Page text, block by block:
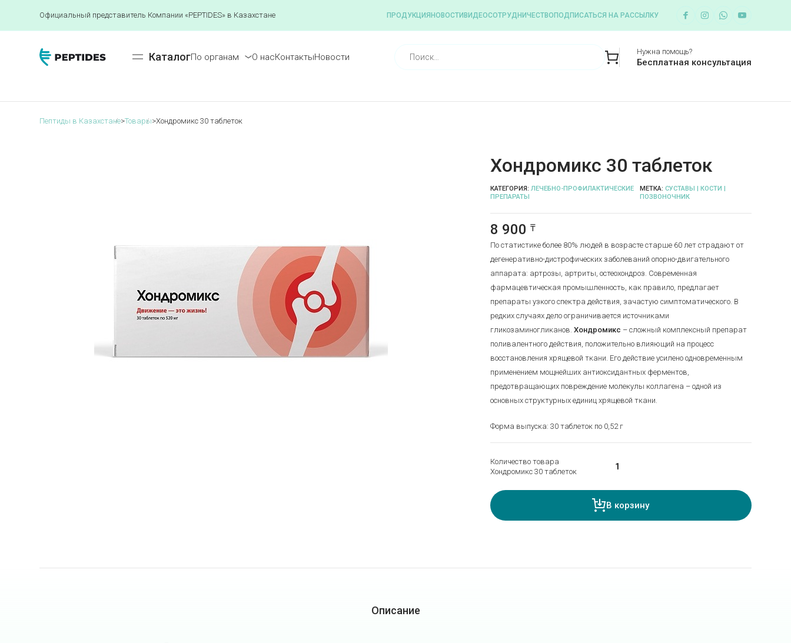
Официальный представитель Компании «PEPTIDES» в Казахстане ПРОДУКЦИЯ НОВОСТИ ВИДЕОСОТРУДНИЧЕСТВО ПОДПИСАТЬСЯ НА РАССЫЛКУ
КаталогПо органам О насКонтактыНовости
Нужна помощь?
Бесплатная консультация
Пептиды в Казахстане>Товары>Хондромикс 30 таблеток
Хондромикс 30 таблеток
8 900 ₸
По статистике более 80% людей в возрасте старше 60 лет страдают от
дегенеративно-дистрофических заболеваний опорно-двигательного
аппарата: артрозы, артриты, остеохондроз. Современная
фармацевтическая промышленность, как правило, предлагает
препараты узкого спектра действия, зачастую симптоматического. В
редких случаях дело ограничивается источниками
гликозаминогликанов. Хондромикс – сложный комплексный препарат
поливалентного действия, положительно влияющий на процесс
восстановления хрящевой ткани. Его действие усилено одновременным
применением мощнейших антиоксидантных ферментов,
предотвращающих повреждение молекулы коллагена – одной из
основных структурных единиц хрящевой ткани.
Форма выпуска: 30 таблеток по 0,52 г
Количество товара
Хондромикс 30 таблеток
В корзину
КАТЕГОРИЯ: ЛЕЧЕБНО-ПРОФИЛАКТИЧЕСКИЕ
ПРЕПАРАТЫ
МЕТКА:СУСТАВЫ | КОСТИ |
ПОЗВОНОЧНИК
Описание